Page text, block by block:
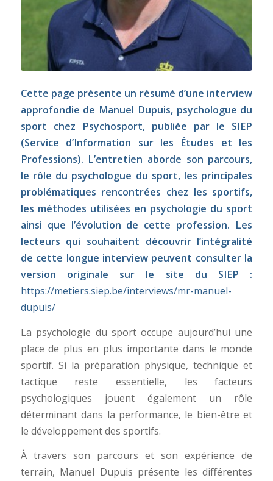
Cette page présente un résumé d’une interview
approfondie de Manuel Dupuis, psychologue du
sport chez Psychosport, publiée par le SIEP
(Service d’Information sur les Études et les
Professions). L’entretien aborde son parcours,
le rôle du psychologue du sport, les principales
problématiques rencontrées chez les sportifs,
les méthodes utilisées en psychologie du sport
ainsi que l’évolution de cette profession. Les
lecteurs qui souhaitent découvrir l’intégralité
de cette longue interview peuvent consulter la
version originale sur le site du SIEP :
https://metiers.siep.be/interviews/mr-manuel-
dupuis/
La psychologie du sport occupe aujourd’hui une
place de plus en plus importante dans le monde
sportif. Si la préparation physique, technique et
tactique reste essentielle, les facteurs
psychologiques jouent également un rôle
déterminant dans la performance, le bien-être et
le développement des sportifs.
À travers son parcours et son expérience de
terrain, Manuel Dupuis présente les différentes